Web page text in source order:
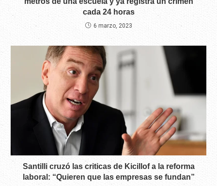
cada 24 horas
6 marzo, 2023
Santilli cruzó las criticas de Kicillof a la reforma
laboral: “Quieren que las empresas se fundan”